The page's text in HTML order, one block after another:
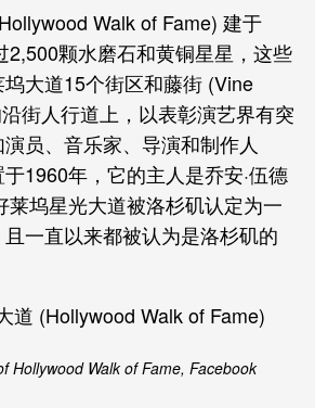
Walk of Fame) 建于
2,500颗水磨石和黄铜星星，这些
大道15个街区和藤街 (Vine
街人行道上，以表彰演艺界有突
员、音乐家、导演和制作人
1960年，它的主人是乔安·伍德
莱坞星光大道被洛杉矶认定为一
一直以来都被认为是洛杉矶的
Hollywood Walk of Fame, Facebook